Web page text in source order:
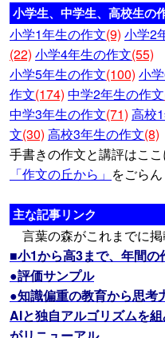
小学生、中学生、高校生の
小学1年生の作文(9) 小学2
(22) 小学4年生の作文(55)
小学5年生の作文(100) 小
作文(174) 中学2年生の作文
中学3年生の作文(71) 高校
文(30) 高校3年生の作文(8)
手書きの作文と講評はこ
「作文の丘から」 をごらん
主な記事リンク
言葉の森がこれまでに掲
■小1から高3まで、年間
●評価サンプル
●知識偏重の教育から思考
AIと独自アルゴリズムを